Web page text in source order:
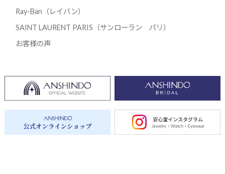
Ray-Ban（レイバン）
SAINT LAURENT PARIS（サンローラン パリ）
お客様の声